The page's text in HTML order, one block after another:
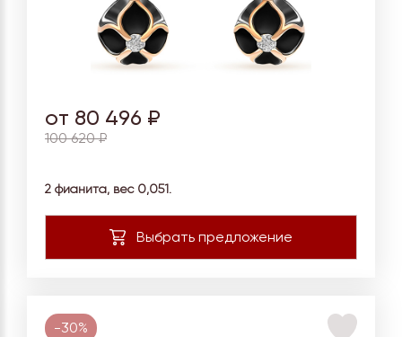
от 80 496 ₽
100 620 ₽
2 фианита, вес0,051.
-30%